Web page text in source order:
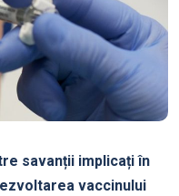
savanții implicați în
vaccinului